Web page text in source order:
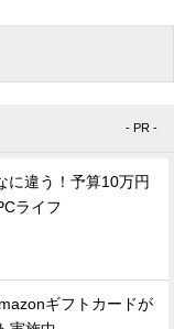
- PR -
に違う！予算10万円
ライフ
ギフトカードが